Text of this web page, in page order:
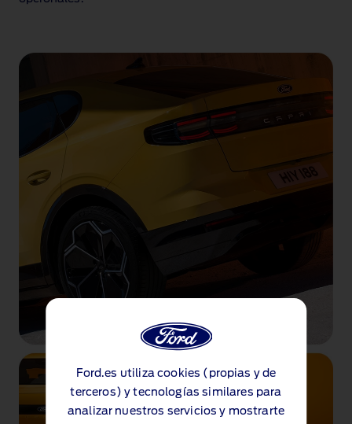
Ford.es utiliza cookies (propias y de
terceros) y tecnologías similares para
analizar nuestros servicios y mostrarte